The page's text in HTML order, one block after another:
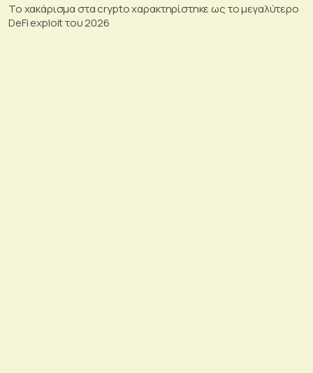
Το χακάρισμα στα crypto χαρακτηρίστηκε ως το μεγαλύτερο
DeFi exploit του 2026